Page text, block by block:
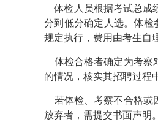
体检人员根据考试总成
分到低分确定人选。体
规定执行，费用由考生自理
体检合格者确定为考察
的情况，核实其招聘过程
若体检、考察不合格或
放弃者，需提交书面声明。